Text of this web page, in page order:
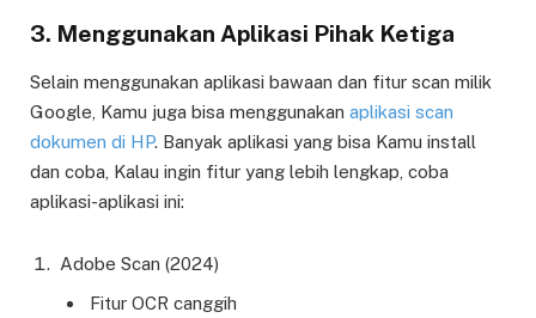
3. Menggunakan Aplikasi Pihak Ketiga
Selain menggunakan aplikasi bawaan dan fitur scan milik
Google, Kamu juga bisa menggunakan aplikasi scan
dokumen di HP. Banyak aplikasi yang bisa Kamu install
dan coba, Kalau ingin fitur yang lebih lengkap, coba
aplikasi-aplikasi ini:
Adobe Scan (2024)
Fitur OCR canggih